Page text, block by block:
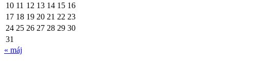
10 11 12 13 14 15 16
17 18 19 20 21 22 23
24 25 26 27 28 29 30
31
« máj